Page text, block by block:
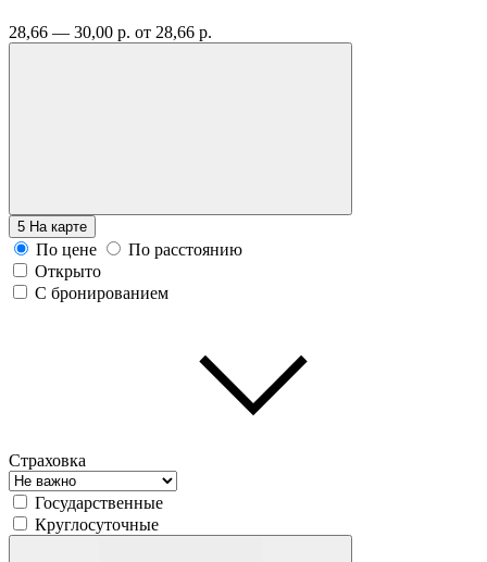
28,66 — 30,00 р. от 28,66 р.
5 На карте
По цене
По расстоянию
Открыто
С бронированием
Страховка
Государственные
Круглосуточные